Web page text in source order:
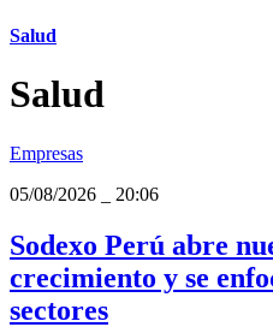
Salud
Salud
Empresas
05/08/2026
20:06
Sodexo Perú abre
crecimiento y se
sectores